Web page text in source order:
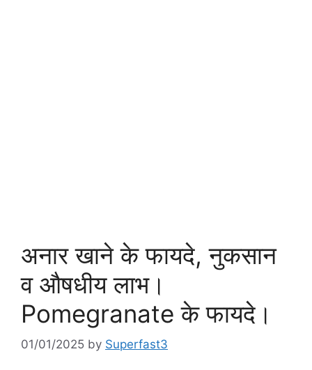
अनार खाने के फायदे, नुकसान
व औषधीय लाभ।
Pomegranate के फायदे।
01/01/2025 by Superfast3